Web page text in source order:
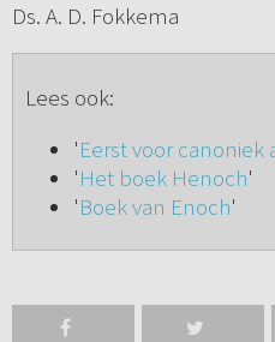
Ds. A. D. Fokkema
Lees ook:
'Eerst voor
'Het boek Henoch'
'Boek van Enoch'